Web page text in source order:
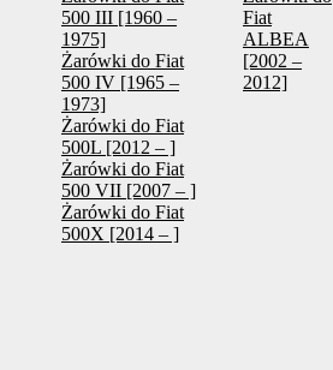
500 III [1960 –
1975]
Żarówki do Fiat
500 IV [1965 –
1973]
Żarówki do Fiat
500L [2012 – ]
Żarówki do Fiat
500 VII [2007 – ]
Żarówki do Fiat
500X [2014 – ]
Fiat
ALBEA
[2002 –
2012]